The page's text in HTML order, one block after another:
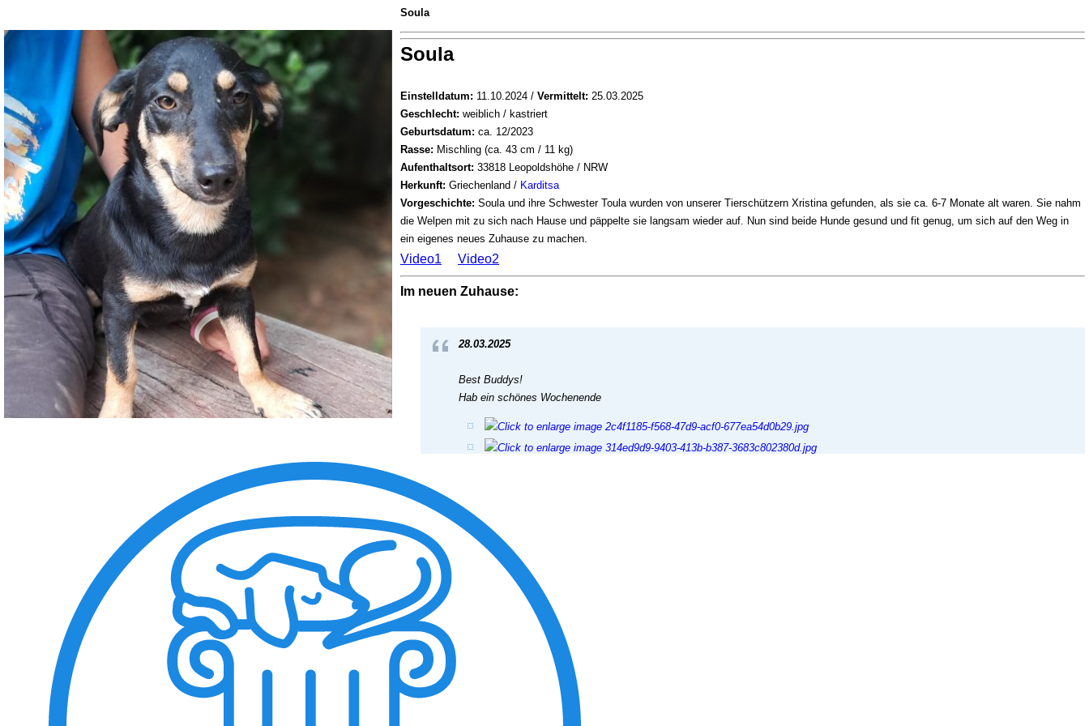
Soula
Soula
Einstelldatum: 11.10.2024 / Vermittelt: 25.03.2025
Geschlecht: weiblich / kastriert
Geburtsdatum: ca. 12/2023
Rasse: Mischling (ca. 43 cm / 11 kg)
Aufenthaltsort: 33818 Leopoldshöhe / NRW
Herkunft: Griechenland / Karditsa
Vorgeschichte: Soula und ihre Schwester Toula wurden von unserer Tierschützern Xristina gefunden, als sie ca. 6-7 Monate alt waren. Sie nahm
die Welpen mit zu sich nach Hause und päppelte sie langsam wieder auf. Nun sind beide Hunde gesund und fit genug, um sich auf den Weg in
ein eigenes neues Zuhause zu machen.
Video1 Video2
Im neuen Zuhause:
28.03.2025
Best Buddys!
Hab ein schönes Wochenende
View the embedded image gallery online at:
https://tiere-in-not-griechenland.de/component/phocagallery/29-vermittelt2025/detail/2854-soula?
tmpl=component#sigProIdb7a1dd719f